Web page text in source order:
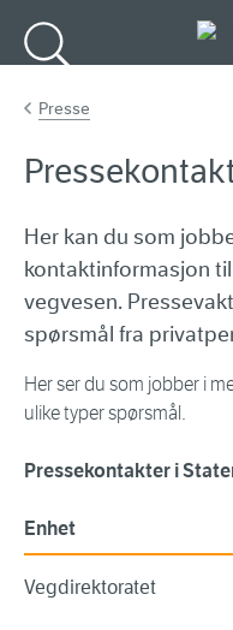
Presse
Her kan du som
kontaktinformasjon
vegvesen.
spørsmål fra
Her ser du som jobber i
ulike typer spørsmål.
Pressekontakter i
Enhet
Vegdirektoratet